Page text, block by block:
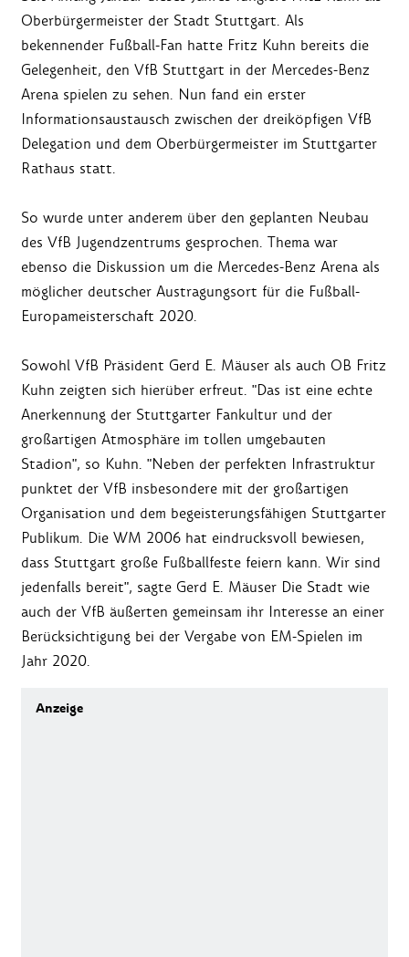
Oberbürgermeister der Stadt Stuttgart. Als
bekennender Fußball-Fan hatte Fritz Kuhn bereits die
Gelegenheit, den VfB Stuttgart in der Mercedes-Benz
Arena spielen zu sehen. Nun fand ein erster
Informationsaustausch zwischen der dreiköpfigen VfB
Delegation und dem Oberbürgermeister im Stuttgarter
Rathaus statt.
So wurde unter anderem über den geplanten Neubau
des VfB Jugendzentrums gesprochen. Thema war
ebenso die Diskussion um die Mercedes-Benz Arena als
möglicher deutscher Austragungsort für die Fußball-
Europameisterschaft 2020.
Sowohl VfB Präsident Gerd E. Mäuser als auch OB Fritz
Kuhn zeigten sich hierüber erfreut. "Das ist eine echte
Anerkennung der Stuttgarter Fankultur und der
großartigen Atmosphäre im tollen umgebauten
Stadion", so Kuhn. "Neben der perfekten Infrastruktur
punktet der VfB insbesondere mit der großartigen
Organisation und dem begeisterungsfähigen Stuttgarter
Publikum. Die WM 2006 hat eindrucksvoll bewiesen,
dass Stuttgart große Fußballfeste feiern kann. Wir sind
jedenfalls bereit", sagte Gerd E. Mäuser Die Stadt wie
auch der VfB äußerten gemeinsam ihr Interesse an einer
Berücksichtigung bei der Vergabe von EM-Spielen im
Jahr 2020.